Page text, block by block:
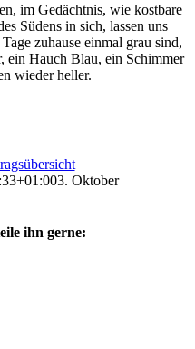
im Gedächtnis, wie kostbare
Südens in sich, lassen uns
zuhause einmal grau sind,
ein Hauch Blau, ein Schimmer
wieder heller.
3. Oktober
ihn gerne: